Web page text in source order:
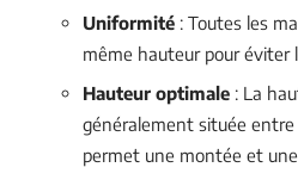
Uniformité : Toutes les
même hauteur pour éviter
Hauteur optimale : La
généralement située entre
permet une montée et